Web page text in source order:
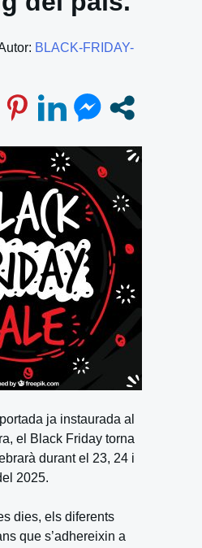
BLACK-FRIDAY-
ja instaurada al
el Black Friday torna
durant el 23, 24 i
2025.
dies, els diferents
que s’adhereixin a